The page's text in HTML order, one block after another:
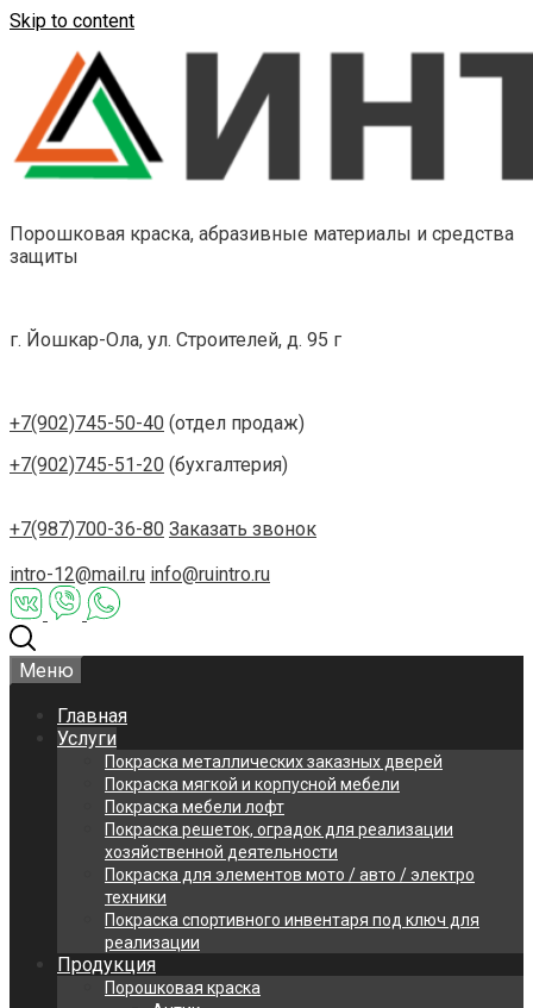
Skip to content
Порошковая краска, абразивные материалы и средства
защиты
г. Йошкар-Ола, ул. Строителей, д. 95 г
+7(902)745-50-40 (отдел продаж)
+7(902)745-51-20 (бухгалтерия)
+7(987)700-36-80 Заказать звонок
intro-12@mail.ru info@ruintro.ru
Меню
Главная
Услуги
Покраска металлических заказных дверей
Покраска мягкой и корпусной мебели
Покраска мебели лофт
Покраска решеток, оградок для реализации
хозяйственной деятельности
Покраска для элементов мото / авто / электро
техники
Покраска спортивного инвентаря под ключ для
реализации
Продукция
Порошковая краска